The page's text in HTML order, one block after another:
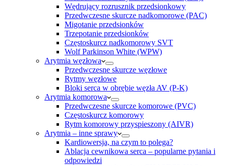
Wędrujący rozrusznik przedsionkowy
Przedwczesne skurcze nadkomorowe (PAC)
Migotanie przedsionków
Trzepotanie przedsionków
Częstoskurcz nadkomorowy SVT
Wolf Parkinson White (WPW)
Arytmia węzłowa
Przedwczesne skurcze węzłowe
Rytmy węzłowe
Bloki serca w obrębie węzła AV (P-K)
Arytmia komorowa
Przedwczesne skurcze komorowe (PVC)
Częstoskurcz komorowy
Rytm komorowy przyspieszony (AIVR)
Arytmia – inne sprawy
Kardiowersja, na czym to polega?
Ablacja cewnikowa serca – popularne pytania i
odpowiedzi